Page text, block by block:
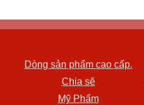
Dòng sản phẩm cao cấp.
Chia sẽ
Mỹ Phẩm